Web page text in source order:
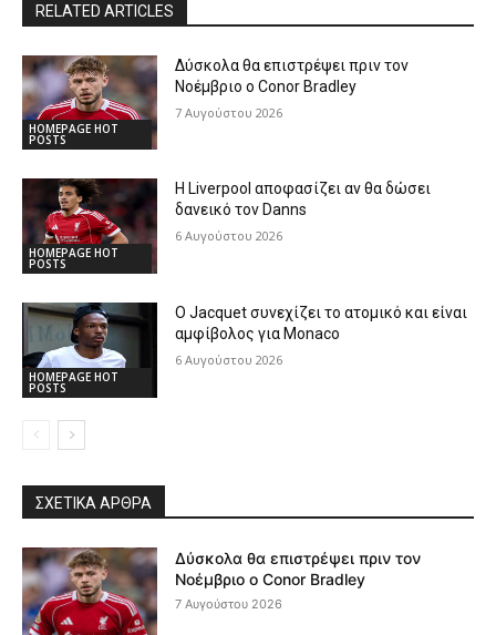
RELATED ARTICLES
HOMEPAGE HOT
POSTS
Δύσκολα θα επιστρέψει πριν τον
Νοέμβριο ο Conor Bradley
7 Αυγούστου 2026
HOMEPAGE HOT
POSTS
Η Liverpool αποφασίζει αν θα δώσει
δανεικό τον Danns
6 Αυγούστου 2026
HOMEPAGE HOT
POSTS
Ο Jacquet συνεχίζει το ατομικό και είναι
αμφίβολος για Monaco
6 Αυγούστου 2026
ΣΧΕΤΙΚΆ ΆΡΘΡΑ
Δύσκολα θα επιστρέψει πριν τον
Νοέμβριο ο Conor Bradley
7 Αυγούστου 2026